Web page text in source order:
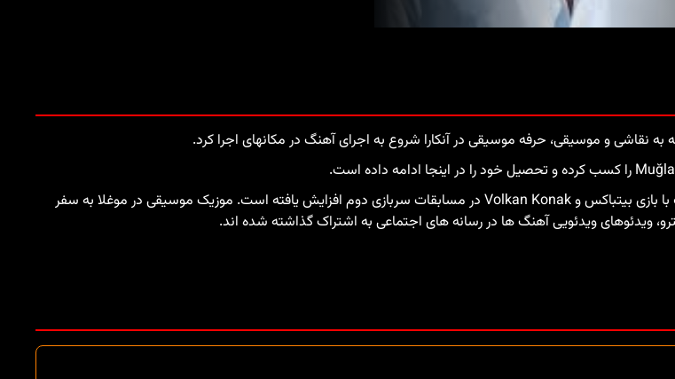
در سال 2010، عثمان آرسلان، دوست برنامه «Yetenek Sizsiniz Turkey» با بازی بیتباکس و Volkan Konak در مسابقات سربازی دوم افزایش یافته است. موزیک موسیقی در موغلا به سفر